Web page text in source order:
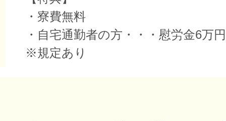
・寮費無料
・自宅通勤者の方・・・慰労金6万
※規定あり